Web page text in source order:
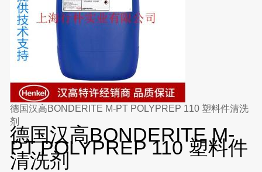
德国汉高BONDERITE M-PT POLYPREP 110 塑料件清洗
剂
德国汉高BONDERITE M-
PT POLYPREP 110 塑料件
清洗剂